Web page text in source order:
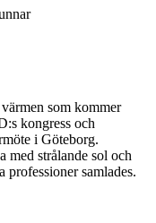
som kommer
kongress och
i Göteborg.
med strålande sol och
professioner samlades.